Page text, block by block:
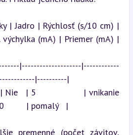
| Jadro | Rýchlosť (s/10 cm) |
výchylka (mA) | Priemer (mA) |
|--------------------|------------
|----------|
Nie   | 5                  | vnikanie
| pomalý   |
premenné (počet závitov,